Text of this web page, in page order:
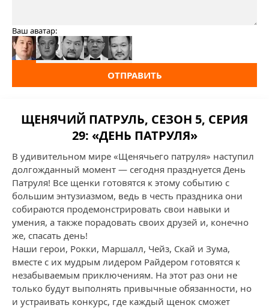
Ваш аватар:
ОТПРАВИТЬ
ЩЕНЯЧИЙ ПАТРУЛЬ, СЕЗОН 5, СЕРИЯ
29: «ДЕНЬ ПАТРУЛЯ»
В удивительном мире «Щенячьего патруля» наступил
долгожданный момент — сегодня празднуется День
Патруля! Все щенки готовятся к этому событию с
большим энтузиазмом, ведь в честь праздника они
собираются продемонстрировать свои навыки и
умения, а также порадовать своих друзей и, конечно
же, спасать день!
Наши герои, Рокки, Маршалл, Чейз, Скай и Зума,
вместе с их мудрым лидером Райдером готовятся к
незабываемым приключениям. На этот раз они не
только будут выполнять привычные обязанности, но
и устраивать конкурс, где каждый щенок сможет